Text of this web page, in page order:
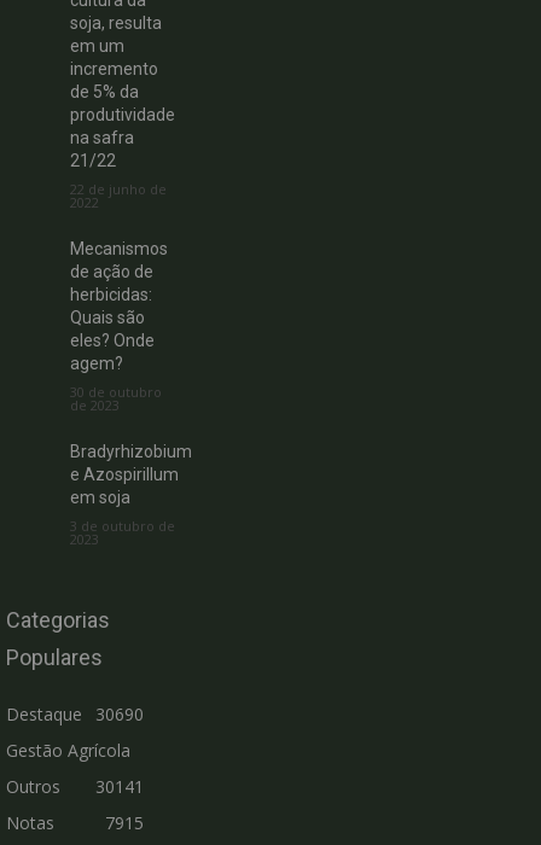
soja, resulta
em um
incremento
de 5% da
produtividade
na safra
21/22
22 de junho de
2022
Mecanismos
de ação de
herbicidas:
Quais são
eles? Onde
agem?
30 de outubro
de 2023
Bradyrhizobium
e Azospirillum
em soja
3 de outubro de
2023
Categorias
Populares
Destaque
30690
Gestão Agrícola
30141
Outros
7915
Notas